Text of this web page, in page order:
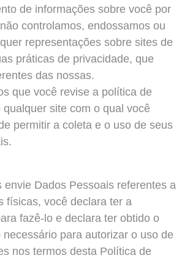
de informações sobre você por
controlamos, endossamos ou
representações sobre sites de
práticas de privacidade, que
das nossas.
que você revise a política de
qualquer site com o qual você
permitir a coleta e o uso de seus
envie Dados Pessoais referentes a
físicas, você declara ter a
fazê-lo e declara ter obtido o
para autorizar o uso de
nos termos desta Política de